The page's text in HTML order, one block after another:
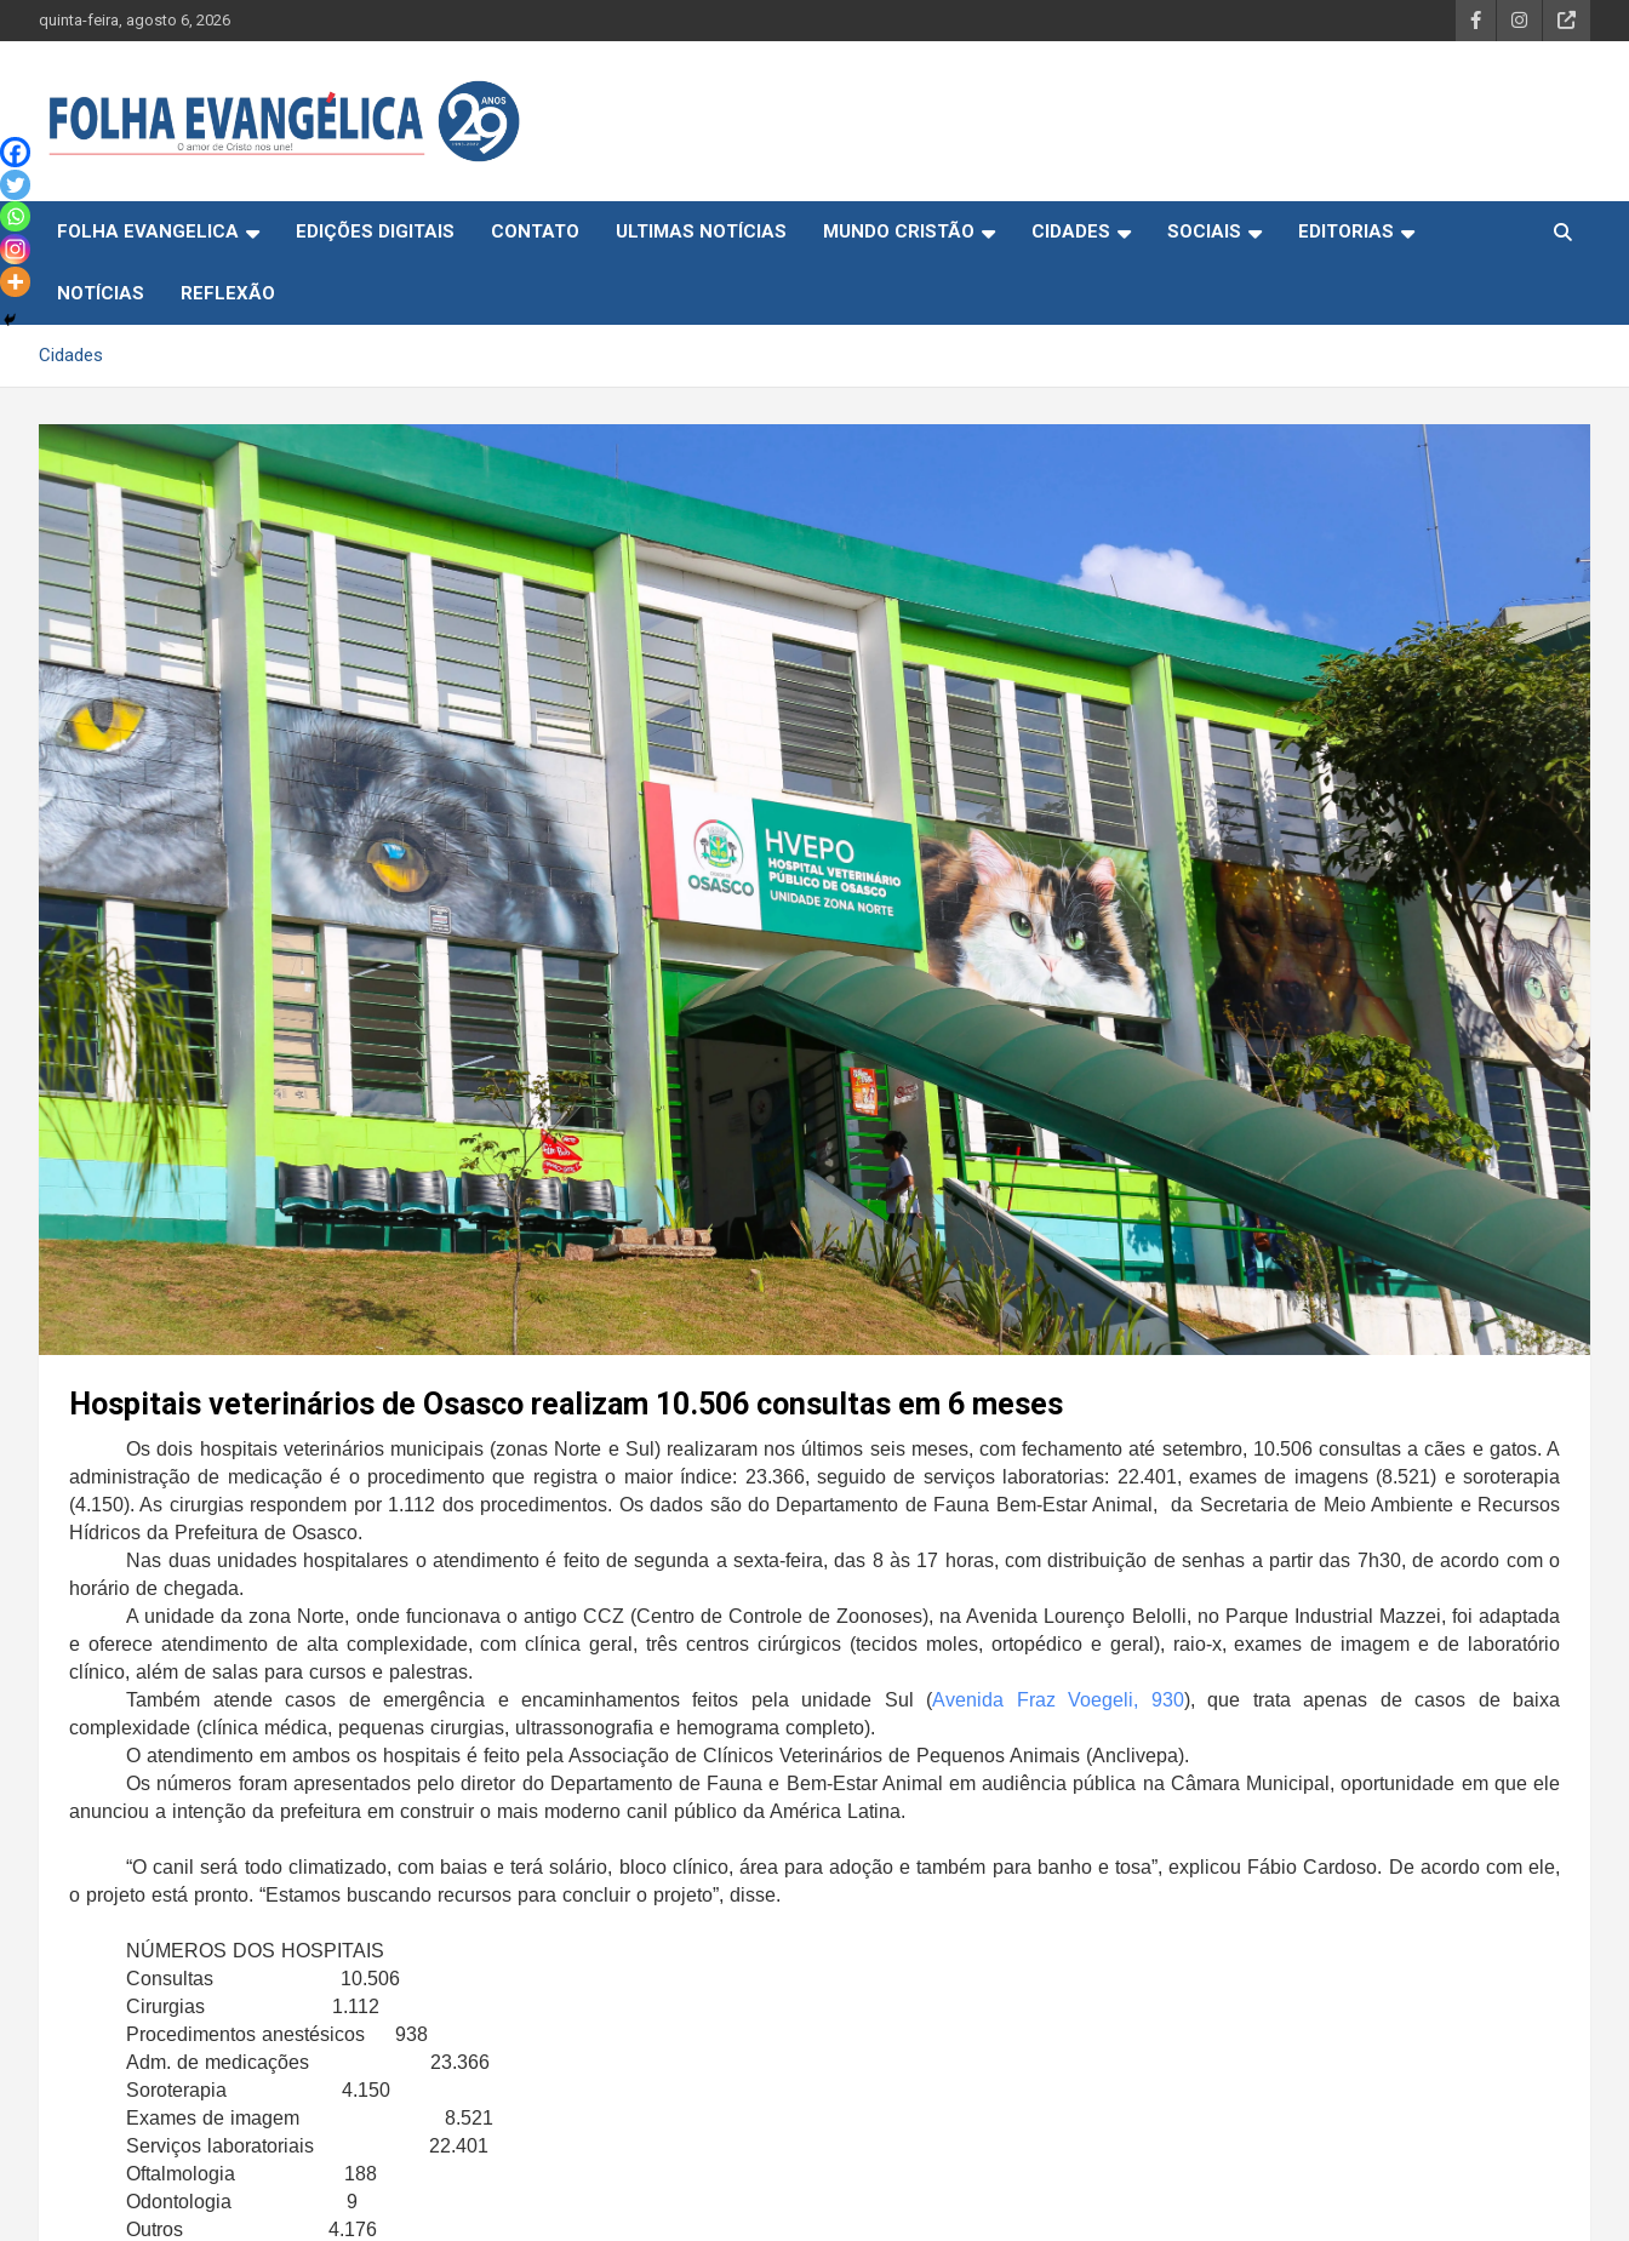
to
quinta-feira, agosto 6, 2026
FOLHA EVANGELICA EDIÇÕES DIGITAIS CONTATO ULTIMAS NOTÍCIAS MUNDO CRISTÃO CIDADES SOCIAIS EDITORIAS
NOTÍCIAS REFLEXÃO
Cidades
Hospitais veterinários de Osasco realizam 10.506 consultas em 6 meses
Os dois hospitais veterinários municipais (zonas Norte e Sul) realizaram nos últimos seis meses, com fechamento até setembro, 10.506 consultas a cães e gatos. A
administração de medicação é o procedimento que registra o maior índice: 23.366, seguido de serviços laboratorias: 22.401, exames de imagens (8.521) e soroterapia
(4.150). As cirurgias respondem por 1.112 dos procedimentos. Os dados são do Departamento de Fauna Bem-Estar Animal, da Secretaria de Meio Ambiente e Recursos
Hídricos da Prefeitura de Osasco.
Nas duas unidades hospitalares o atendimento é feito de segunda a sexta-feira, das 8 às 17 horas, com distribuição de senhas a partir das 7h30, de acordo com o
horário de chegada.
A unidade da zona Norte, onde funcionava o antigo CCZ (Centro de Controle de Zoonoses), na Avenida Lourenço Belolli, no Parque Industrial Mazzei, foi adaptada
e oferece atendimento de alta complexidade, com clínica geral, três centros cirúrgicos (tecidos moles, ortopédico e geral), raio-x, exames de imagem e de laboratório
clínico, além de salas para cursos e palestras.
Também atende casos de emergência e encaminhamentos feitos pela unidade Sul (Avenida Fraz Voegeli, 930), que trata apenas de casos de baixa
complexidade (clínica médica, pequenas cirurgias, ultrassonografia e hemograma completo).
O atendimento em ambos os hospitais é feito pela Associação de Clínicos Veterinários de Pequenos Animais (Anclivepa).
Os números foram apresentados pelo diretor do Departamento de Fauna e Bem-Estar Animal em audiência pública na Câmara Municipal, oportunidade em que ele
anunciou a intenção da prefeitura em construir o mais moderno canil público da América Latina.
“O canil será todo climatizado, com baias e terá solário, bloco clínico, área para adoção e também para banho e tosa”, explicou Fábio Cardoso. De acordo com ele,
o projeto está pronto. “Estamos buscando recursos para concluir o projeto”, disse.
NÚMEROS DOS HOSPITAIS
Consultas 10.506
Cirurgias 1.112
Procedimentos anestésicos 938
Adm. de medicações 23.366
Soroterapia 4.150
Exames de imagem 8.521
Serviços laboratoriais 22.401
Oftalmologia 188
Odontologia 9
Outros 4.176